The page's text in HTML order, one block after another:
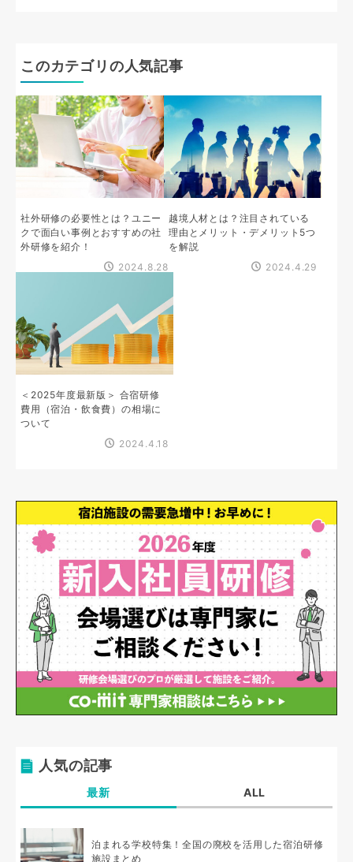
このカテゴリの人気記事
社外研修の必要性とは？ユニー
クで面白い事例とおすすめの社
外研修を紹介！
2024.8.28
越境人材とは？注目されている
理由とメリット・デメリット5つ
を解説
2024.4.29
＜2025年度最新版＞ 合宿研修
費用（宿泊・飲食費）の相場に
ついて
2024.4.18
人気の記事
最新 ALL
泊まれる学校特集！全国の廃校を活用した宿泊研修
施設まとめ